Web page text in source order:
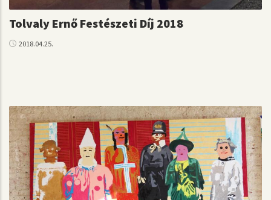
Tolvaly Ernő Festészeti Díj 2018
2018.04.25.